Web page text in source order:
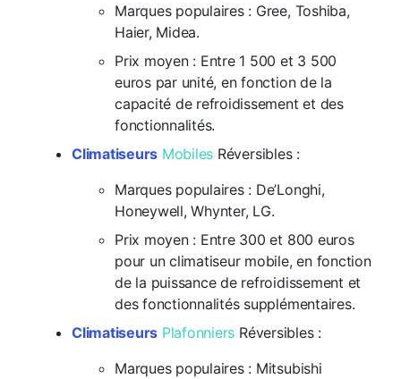
Marques populaires: Gree, Toshiba,
Haier, Midea.
Prix moyen: Entre 1 500 et 3 500
euros par unité, en fonction de la
capacité de refroidissement et des
fonctionnalités.
Climatiseurs Mobiles Réversibles :
Marques populaires: De’Longhi,
Honeywell, Whynter, LG.
Prix moyen: Entre 300 et 800 euros
pour un climatiseur mobile, en fonction
de la puissance de refroidissement et
des fonctionnalités supplémentaires.
Climatiseurs Plafonniers Réversibles :
Marques populaires: Mitsubishi